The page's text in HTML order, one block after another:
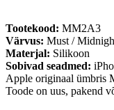
Tootekood: ‎ MM2A3
Värvus: Must /
Materjal: Silikoon
Sobivad seadmed:
Apple originaal ümbris
Toode on uus, pakend